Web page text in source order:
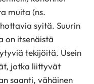
muita (ns.
syitä. Suurin
on itsenäistä
tekijöitä. Usein
jotka liittyvät
saanti, vähäinen